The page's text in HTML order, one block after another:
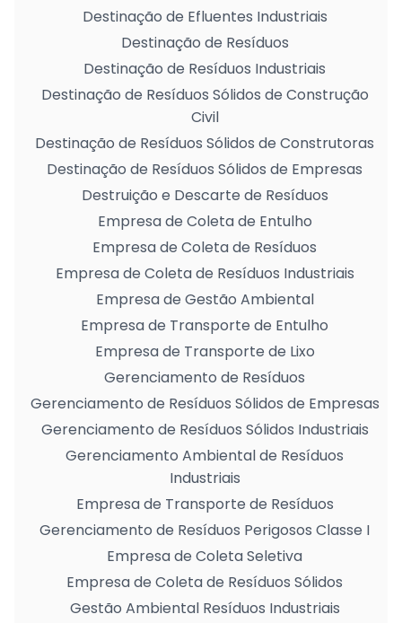
Destinação de Efluentes Industriais
Destinação de Resíduos
Destinação de Resíduos Industriais
Destinação de Resíduos Sólidos de Construção
Civil
Destinação de Resíduos Sólidos de Construtoras
Destinação de Resíduos Sólidos de Empresas
Destruição e Descarte de Resíduos
Empresa de Coleta de Entulho
Empresa de Coleta de Resíduos
Empresa de Coleta de Resíduos Industriais
Empresa de Gestão Ambiental
Empresa de Transporte de Entulho
Empresa de Transporte de Lixo
Gerenciamento de Resíduos
Gerenciamento de Resíduos Sólidos de Empresas
Gerenciamento de Resíduos Sólidos Industriais
Gerenciamento Ambiental de Resíduos
Industriais
Empresa de Transporte de Resíduos
Gerenciamento de Resíduos Perigosos Classe I
Empresa de Coleta Seletiva
Empresa de Coleta de Resíduos Sólidos
Gestão Ambiental Resíduos Industriais